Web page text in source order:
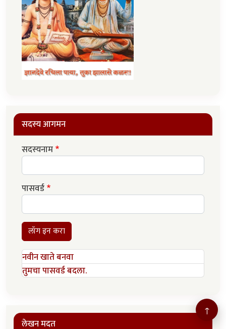
सदस्य आगमन
सदस्यनाम
पासवर्ड
लॉग इन करा
नवीन खाते बनवा
तुमचा पासवर्ड बदला.
लेखन मदत
↑